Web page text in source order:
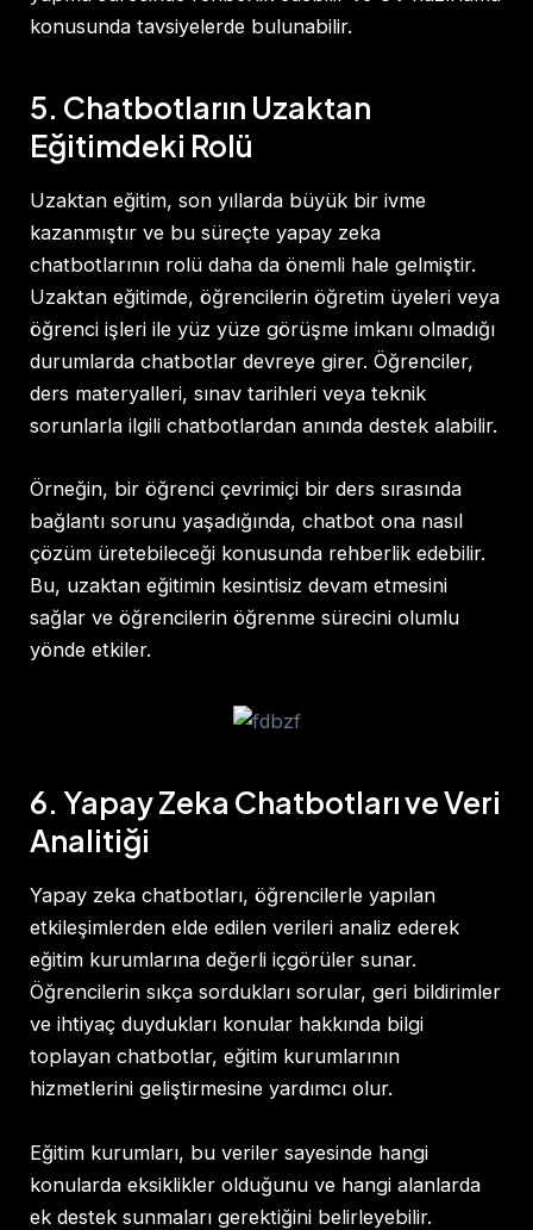
konusunda tavsiyelerde bulunabilir.
5. Chatbotların Uzaktan
Eğitimdeki Rolü
Uzaktan eğitim, son yıllarda büyük bir ivme
kazanmıştır ve bu süreçte yapay zeka
chatbotlarının rolü daha da önemli hale gelmiştir.
Uzaktan eğitimde, öğrencilerin öğretim üyeleri veya
öğrenci işleri ile yüz yüze görüşme imkanı olmadığı
durumlarda chatbotlar devreye girer. Öğrenciler,
ders materyalleri, sınav tarihleri veya teknik
sorunlarla ilgili chatbotlardan anında destek alabilir.
Örneğin, bir öğrenci çevrimiçi bir ders sırasında
bağlantı sorunu yaşadığında, chatbot ona nasıl
çözüm üretebileceği konusunda rehberlik edebilir.
Bu, uzaktan eğitimin kesintisiz devam etmesini
sağlar ve öğrencilerin öğrenme sürecini olumlu
yönde etkiler.
6. Yapay Zeka Chatbotları ve Veri
Analitiği
Yapay zeka chatbotları, öğrencilerle yapılan
etkileşimlerden elde edilen verileri analiz ederek
eğitim kurumlarına değerli içgörüler sunar.
Öğrencilerin sıkça sordukları sorular, geri bildirimler
ve ihtiyaç duydukları konular hakkında bilgi
toplayan chatbotlar, eğitim kurumlarının
hizmetlerini geliştirmesine yardımcı olur.
Eğitim kurumları, bu veriler sayesinde hangi
konularda eksiklikler olduğunu ve hangi alanlarda
ek destek sunmaları gerektiğini belirleyebilir.